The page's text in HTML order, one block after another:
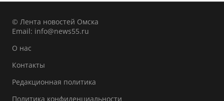
© Лента новостей Омска
Email: info@news55.ru
О нас
Контакты
Редакционная политика
Политика конфиденциальности